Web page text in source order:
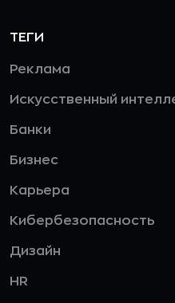
ТЕГИ
Реклама
Искусственный
Банки
Бизнес
Карьера
Кибербезопасность
Дизайн
HR